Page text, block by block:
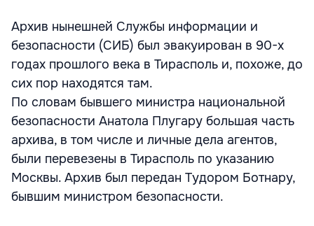
Архив нынешней Службы информации и
безопасности (СИБ) был эвакуирован в 90-х
годах прошлого века в Тирасполь и, похоже, до
сих пор находятся там.
По словам бывшего министра национальной
безопасности Анатола Плугару большая часть
архива, в том числе и личные дела агентов,
были перевезены в Тирасполь по указанию
Москвы. Архив был передан Тудором Ботнару,
бывшим министром безопасности.